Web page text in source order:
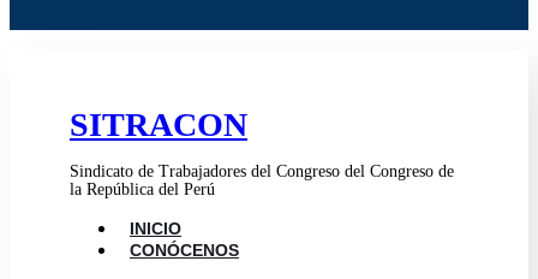
SITRACON
Sindicato de Trabajadores del Congreso del Congreso de
la República del Perú
INICIO
CONÓCENOS